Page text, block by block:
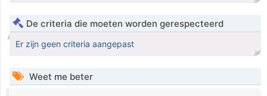
De criteria die moeten worden gerespecteerd
Er zijn geen criteria aangepast
Weet me beter